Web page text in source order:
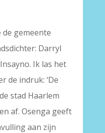
gemeente
Darryl
Ik las het
de indruk: ‘De
stad Haarlem
af. Osenga geeft
aan zijn